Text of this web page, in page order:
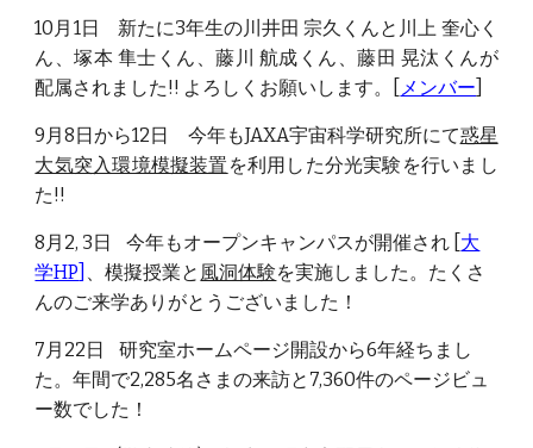
10月 1日 新たに3年生の川井田 宗久 くんと 川上 奎心く
ん、塚本 隼士 くん、藤川 航成くん、藤田 晃汰くんが
配属されました!! よろしくお願いします。[ メンバー
9月8日から12日 今年もJAXA宇宙科学研究所にて惑星
大気突入環境模擬装置 を利用した分光実験を行いまし
た!!
8月2, 3日 今年もオープンキャンパスが開催され [ 大
学HP 、模擬授業と 風洞体験を実施しました。たくさ
んのご来学ありがとうございました！
7月22日 研究室ホームページ開設から6年経ちまし
た。年間で2,285名さまの来訪と7,360件のページビュ
ー数でした！